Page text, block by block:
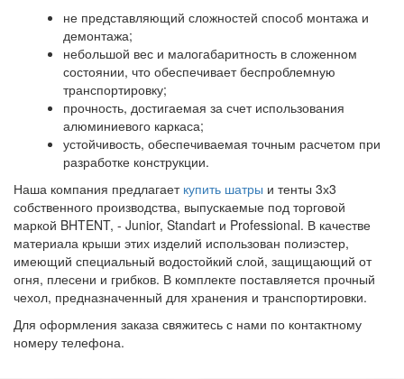
не представляющий сложностей способ монтажа и
демонтажа;
небольшой вес и малогабаритность в сложенном
состоянии, что обеспечивает беспроблемную
транспортировку;
прочность, достигаемая за счет использования
алюминиевого каркаса;
устойчивость, обеспечиваемая точным расчетом при
разработке конструкции.
Наша компания предлагает купить шатры и тенты 3х3
собственного производства, выпускаемые под торговой
маркой BHTENT, - Junior, Standart и Professional. В качестве
материала крыши этих изделий использован полиэстер,
имеющий специальный водостойкий слой, защищающий от
огня, плесени и грибков. В комплекте поставляется прочный
чехол, предназначенный для хранения и транспортировки.
Для оформления заказа свяжитесь с нами по контактному
номеру телефона.